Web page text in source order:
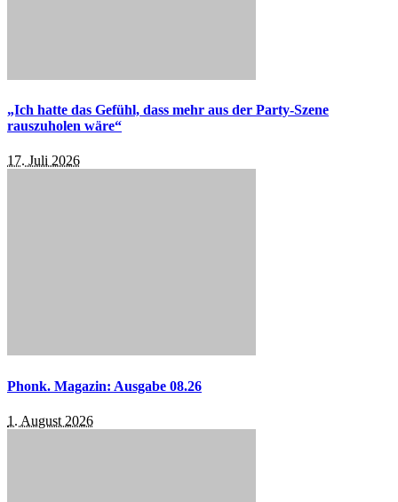
„Ich hatte das Gefühl, dass mehr aus der Party-Szene
rauszuholen wäre“
17. Juli 2026
Phonk. Magazin: Ausgabe 08.26
1. August 2026